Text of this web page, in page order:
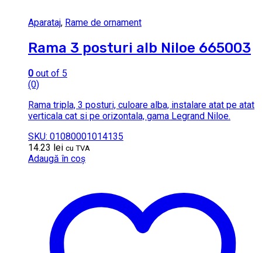
Aparataj, Rame de ornament
Rama 3 posturi alb Niloe 665003
0 out of 5
(0)
Rama tripla, 3 posturi, culoare alba, instalare atat pe atat
verticala cat si pe orizontala, gama Legrand Niloe.
SKU: 01080001014135
14.23 lei cu TVA
Adaugă în coș